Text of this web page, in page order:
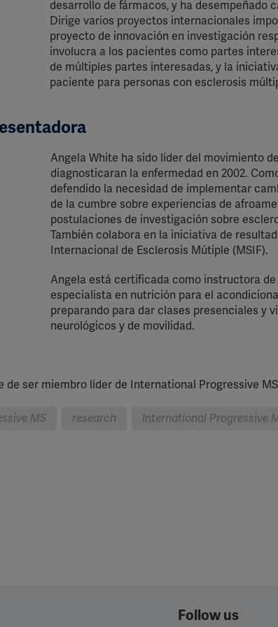
desarrollo de fármacos, y ha desempeñado
Dirige varios proyectos internacionales
proyecto de innovación en investigación
involucra a los pacientes como partes
de múltiples partes interesadas, y la
paciente para personas con esclerosis
Angela White ha sido líder del movimiento
diagnosticaran la enfermedad en 2002.
defendido la necesidad de implementar
de la cumbre sobre experiencias de
postulaciones de investigación sobre
También colabora en la iniciativa de
Internacional de Esclerosis Mútiple (MSIF).
Angela está certificada como instructora
especialista en nutrición para el
preparando para dar clases presenciales y
neurológicos y de movilidad.
de ser miembro líder de International Progressive
MS research International Progressive
Follow us